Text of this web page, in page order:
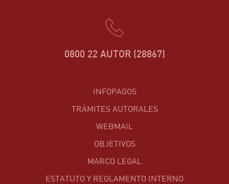
0800 22 AUTOR (28867)
INFOPAGOS
TRÁMITES AUTORALES
WEBMAIL
OBJETIVOS
MARCO LEGAL
ESTATUTO Y REGLAMENTO INTERNO